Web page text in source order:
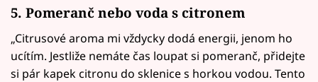
5. Pomeranč nebo voda s citronem
„Citrusové aroma mi vždycky dodá energii, jenom ho
ucítím. Jestliže nemáte čas loupat si pomeranč, přidejte
si pár kapek citronu do sklenice s horkou vodou. Tento